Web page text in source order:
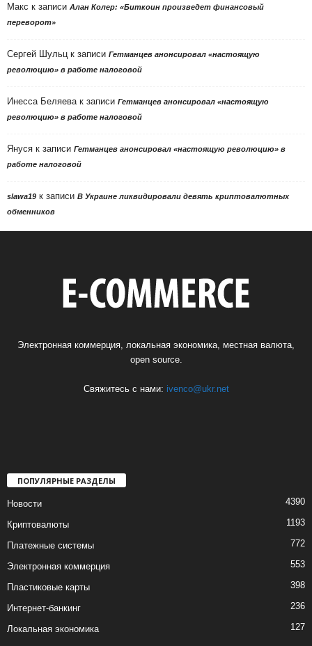
Макс к записи Алан Колер: «Биткоин произведет финансовый
переворот»
Сергей Шульц к записи Гетманцев анонсировал «настоящую
революцию» в работе налоговой
Инесса Беляева к записи Гетманцев анонсировал «настоящую
революцию» в работе налоговой
Януся к записи Гетманцев анонсировал «настоящую революцию» в
работе налоговой
slawa19 к записи В Украине ликвидировали девять криптовалютных
обменников
Электронная коммерция, локальная экономика, местная валюта,
open source.
Свяжитесь с нами: ivenco@ukr.net
ПОПУЛЯРНЫЕ РАЗДЕЛЫ
Новости 4390
Криптовалюты 1193
Платежные системы 772
Электронная коммерция 553
Пластиковые карты 398
Интернет-банкинг 236
Локальная экономика 127